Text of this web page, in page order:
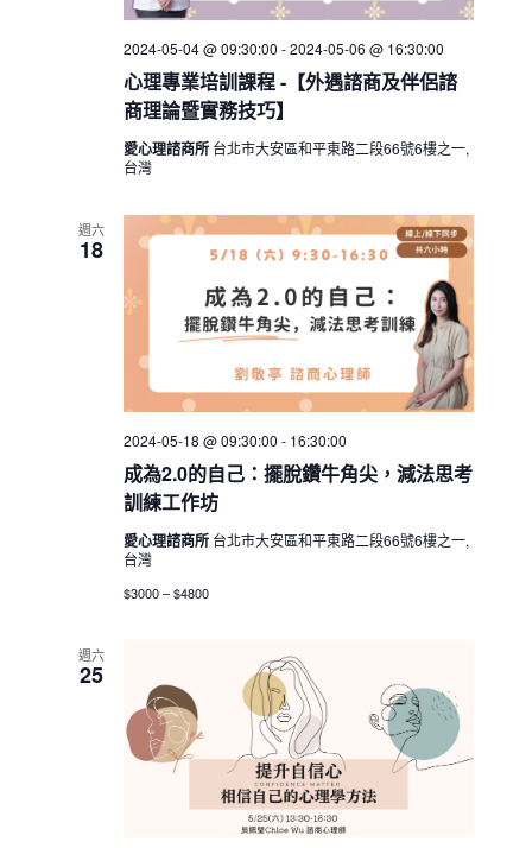
心理專業培訓課程 -【外遇諮商及伴侶諮
商理論暨實務技巧】
2024-05-04 @ 09:30:00 -2024-05-06 @ 16:30:00
愛心理諮商所 台北市大安區和平東路二段66號6樓之一,
台灣
週六
18
成為2.0的自己：擺脫鑽牛角尖，減法思考
訓練工作坊
2024-05-18 @ 09:30:00 - 16:30:00
愛心理諮商所 台北市大安區和平東路二段66號6樓之一,
台灣
$3000 – $4800
週六
25